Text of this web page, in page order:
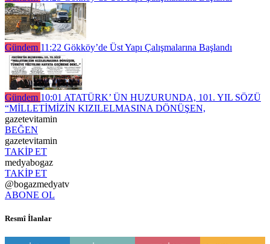
Gündem 11:22 Gökköy’de Üst Yapı Çalışmalarına Başlandı
Gündem 10:01 ATATÜRK’ ÜN HUZURUNDA, 101. YIL SÖZÜ
“MİLLETİMİZİN KIZILELMASINA DÖNÜŞEN,
gazetevitamin
BEĞEN
gazetevitamin
TAKİP ET
medyabogaz
TAKİP ET
@bogazmedyatv
ABONE OL
Resmî İlanlar